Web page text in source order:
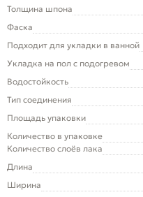
Толщина шпона
Фаска
Подходит для укладки в ванной
Укладка на пол c подогревом
Водостойкость
Тип соединения
Площадь упаковки
Количество в упаковке
Количество слоёв лака
Длина
Ширина